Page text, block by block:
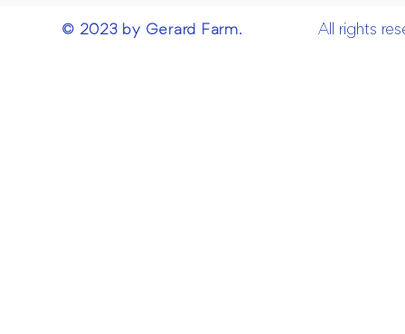
© 2023 by Gerard Farm. All rights